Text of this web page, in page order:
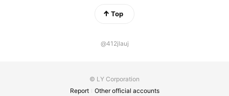
Top
@412jlauj
© LY Corporation
Report
Other official accounts